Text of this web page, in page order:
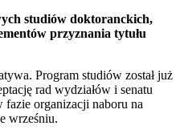
studiów doktoranckich,
przyznania tytułu
Program studiów został już
rad wydziałów i senatu
fazie organizacji naboru na
wrześniu.